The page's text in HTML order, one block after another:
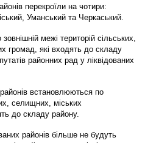
перекроїли на чотири:
Уманський та Черкаський.
межі територій сільських,
громад, які входять до складу
районних рад у ліквідованих
встановлюються по
селищних, міських
до складу району.
районів більше не будуть